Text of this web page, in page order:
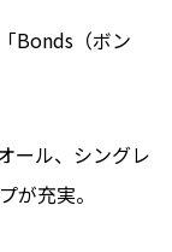
Bonds（ボン
ール、シングレ
が充実。